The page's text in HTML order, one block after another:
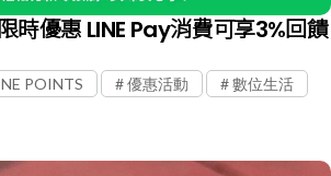
時優惠 LINE Pay消費可享3%回饋
POINTS 優惠活動
數位生活